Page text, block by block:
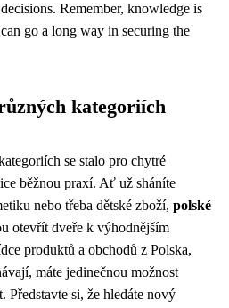
Remember, knowledge is
go a long way in securing the
kategoriích
se stalo pro chytré
běžnou praxí. Ať už sháníte
nebo třeba dětské zboží, polské
otevřít dveře k výhodnějším
produktů a obchodů z Polska,
máte jedinečnou možnost
Představte si, že hledáte nový